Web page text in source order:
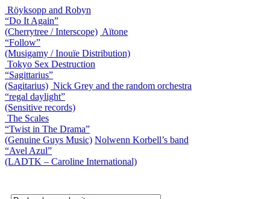
Röyksopp and Robyn
“Do It Again”
(Cherrytree / Interscope) Aïtone
“Follow”
(Musigamy / Inouïe Distribution)
Tokyo Sex Destruction
“Sagittarius”
(Sagitarius) Nick Grey and the random orchestra
“regal daylight”
(Sensitive records)
The Scales
“Twist in The Drama”
(Genuine Guys Music) Nolwenn Korbell’s band
“Avel Azul”
(LADTK – Caroline International)